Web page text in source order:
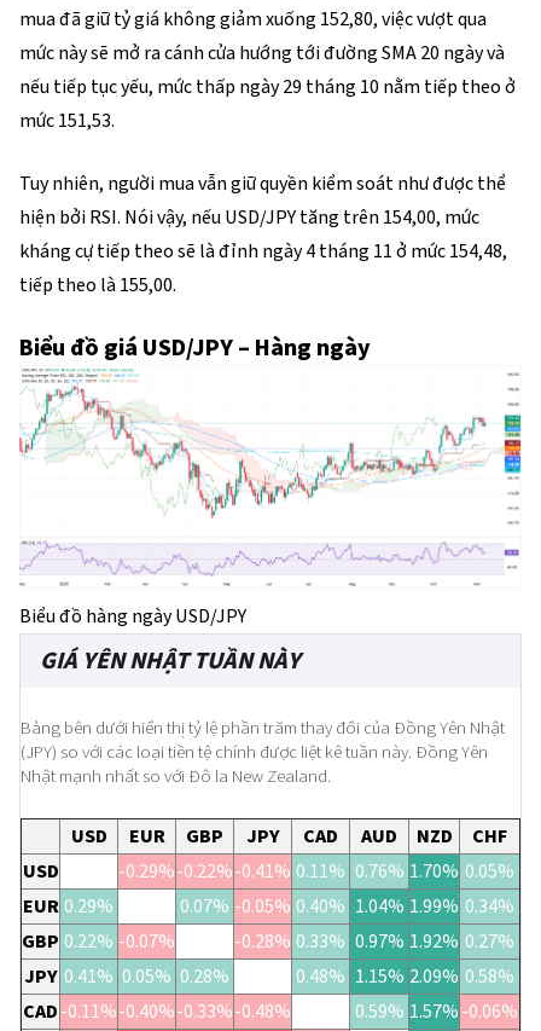
mua đã giữ tỷ giá không giảm xuống 152,80, việc vượt qua
mức này sẽ mở ra cánh cửa hướng tới đường SMA 20 ngày và
nếu tiếp tục yếu, mức thấp ngày 29 tháng 10 nằm tiếp theo ở
mức 151,53.
Tuy nhiên, người mua vẫn giữ quyền kiểm soát như được thể
hiện bởi RSI. Nói vậy, nếu USD/JPY tăng trên 154,00, mức
kháng cự tiếp theo sẽ là đỉnh ngày 4 tháng 11 ở mức 154,48,
tiếp theo là 155,00.
Biểu đồ giá USD/JPY – Hàng ngày
Biểu đồ hàng ngày USD/JPY
GIÁ YÊN NHẬT TUẦN NÀY
Bảng bên dưới hiển thị tỷ lệ phần trăm thay đổi của Đồng Yên Nhật
(JPY) so với các loại tiền tệ chính được liệt kê tuần này. Đồng Yên
Nhật mạnh nhất so với Đô la New Zealand.
USD EUR GBP JPY CAD AUD NZD
CHF
USD
-0.29%-0.22%-0.41% 0.11% 0.76% 1.70% 0.05%
EUR 0.29% 0.07% -0.05% 0.40% 1.04% 1.99% 0.34%
GBP 0.22% -0.07% -0.28% 0.33% 0.97% 1.92% 0.27%
JPY 0.41% 0.05% 0.28% 0.48% 1.15% 2.09% 0.58%
CAD-0.11%-0.40%-0.33%-0.48% 0.59% 1.57%-0.06%